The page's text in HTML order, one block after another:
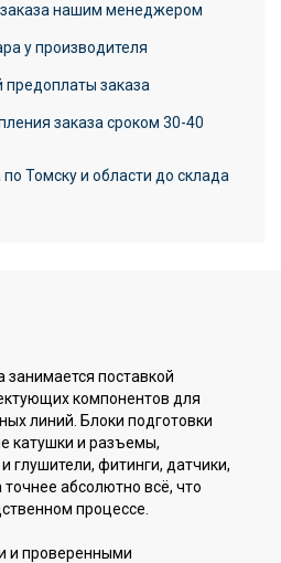
нашим менеджером
у производителя
предоплаты заказа
заказа сроком 30-40
Томску и области до склада
занимается поставкой
компонентов для
линий. Блоки подготовки
катушки и разъемы,
глушители, фитинги, датчики,
абсолютно всё, что
процессе.
и проверенными